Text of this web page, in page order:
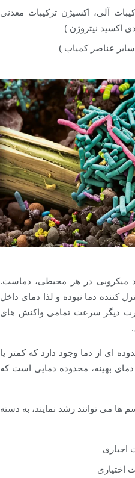
آلی، اکسیژن ترکیبات معدنی
اکسید نیتروژن )
عناصر کمیاب )
میکروبی در هر محیطی، دماست.
کننده دما نبوده و لذا دمای داخل
دیگر سرعت تمامی واکنش های
ای از دما وجود دارد که کمتر یا
بهینه، محدوده دمایی است که
ها می توانند رشد نمایند، به دسته
اجباری
اختیاری